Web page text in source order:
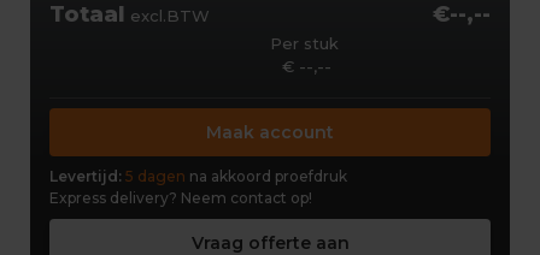
Totaal excl.BTW €--,--
Per stuk
€ --,--
Maak account
Levertijd: 5 dagen na akkoord proefdruk
Express delivery? Neem contact op!
Vraag offerte aan